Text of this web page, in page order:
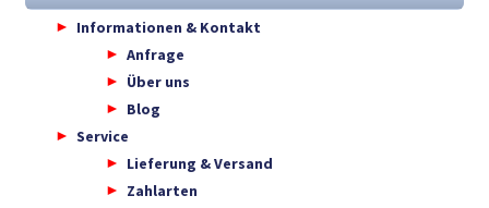
Informationen & Kontakt
Anfrage
Über uns
Blog
Service
Lieferung & Versand
Zahlarten